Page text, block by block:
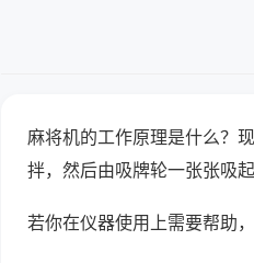
麻将机的工作原理是什么？
拌，然后由吸牌轮一张张吸
若你在仪器使用上需要帮助